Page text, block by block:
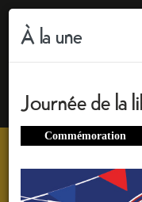
Page
À la une
Journée de la
Commémoration